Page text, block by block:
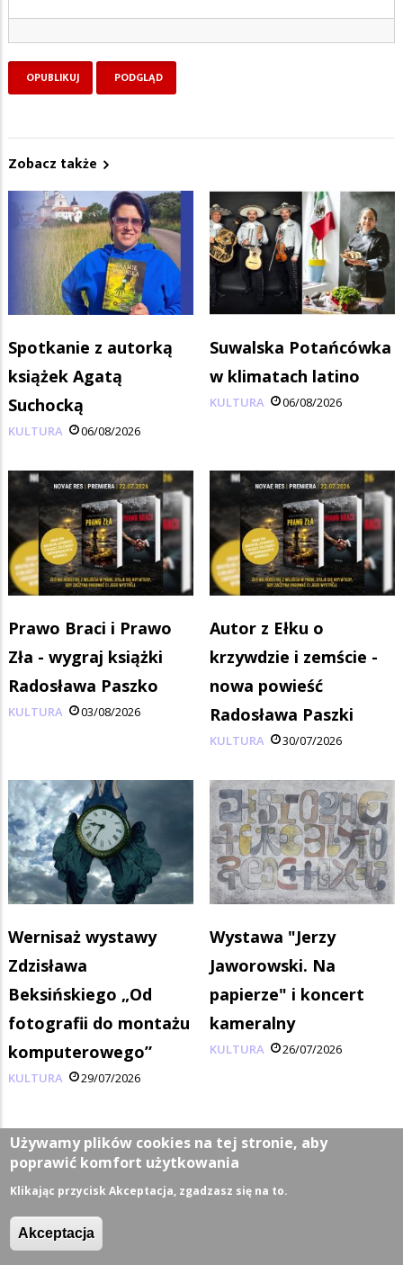
Zobacz także
Spotkanie z autorką
książek Agatą
Suchocką
KULTURA 06/08/2026
Suwalska Potańcówka
w klimatach latino
KULTURA 06/08/2026
Prawo Braci i Prawo
Zła - wygraj książki
Radosława Paszko
KULTURA 03/08/2026
Autor z Ełku o
krzywdzie i zemście -
nowa powieść
Radosława Paszki
KULTURA 30/07/2026
Wernisaż wystawy
Zdzisława
Beksińskiego „Od
fotografii do montażu
komputerowego”
KULTURA 29/07/2026
Wystawa "Jerzy
Jaworowski. Na
papierze" i koncert
kameralny
KULTURA 26/07/2026
Kategorie
Z życia miasta
Używamy plików cookies na tej stronie, aby
poprawić komfort użytkowania
Klikając przycisk Akceptacja, zgadzasz się na to.
Akceptacja